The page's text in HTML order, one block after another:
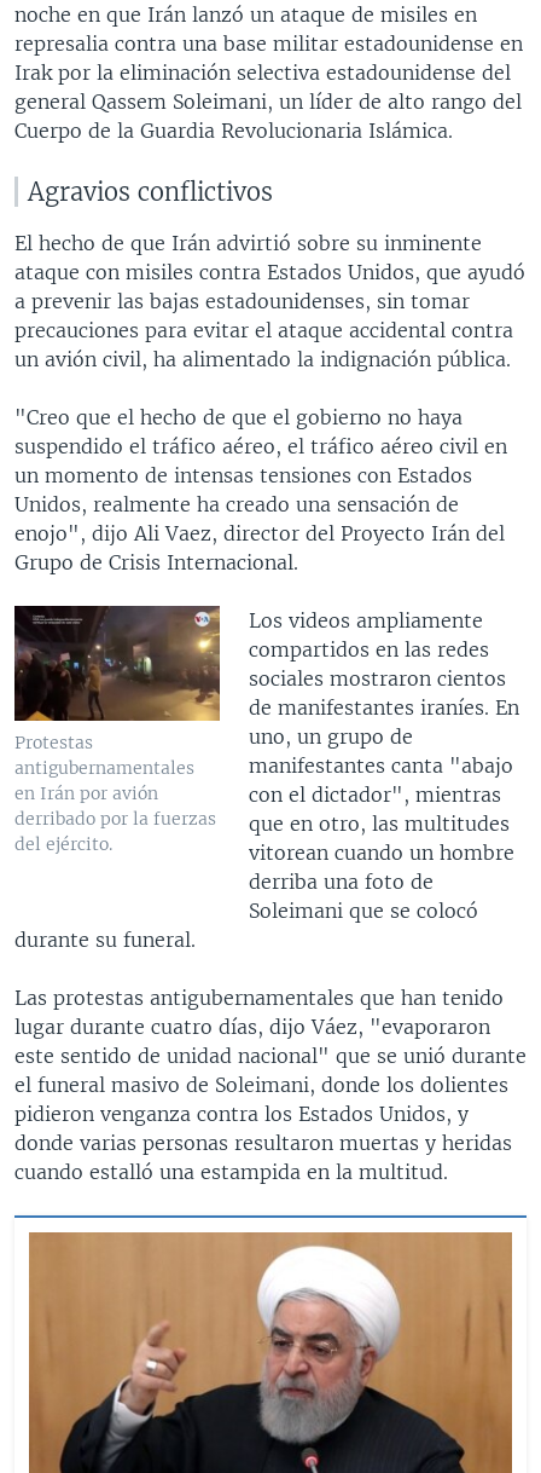
noche en que Irán lanzó un ataque de misiles en
represalia contra una base militar estadounidense en
Irak por la eliminación selectiva estadounidense del
general Qassem Soleimani, un líder de alto rango del
Cuerpo de la Guardia Revolucionaria Islámica.
Agravios conflictivos
El hecho de que Irán advirtió sobre su inminente
ataque con misiles contra Estados Unidos, que ayudó
a prevenir las bajas estadounidenses, sin tomar
precauciones para evitar el ataque accidental contra
un avión civil, ha alimentado la indignación pública.
"Creo que el hecho de que el gobierno no haya
suspendido el tráfico aéreo, el tráfico aéreo civil en
un momento de intensas tensiones con Estados
Unidos, realmente ha creado una sensación de
enojo", dijo Ali Vaez, director del Proyecto Irán del
Grupo de Crisis Internacional.
Protestas
antigubernamentales
en Irán por avión
derribado por la fuerzas
del ejército.
Los videos ampliamente
compartidos en las redes
sociales mostraron cientos
de manifestantes iraníes. En
uno, un grupo de
manifestantes canta "abajo
con el dictador", mientras
que en otro, las multitudes
vitorean cuando un hombre
derriba una foto de
Soleimani que se colocó
durante su funeral.
Las protestas antigubernamentales que han tenido
lugar durante cuatro días, dijo Váez, "evaporaron
este sentido de unidad nacional" que se unió durante
el funeral masivo de Soleimani, donde los dolientes
pidieron venganza contra los Estados Unidos, y
donde varias personas resultaron muertas y heridas
cuando estalló una estampida en la multitud.